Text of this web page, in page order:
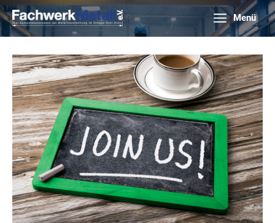
Zum
Inhalt
springen
Menü